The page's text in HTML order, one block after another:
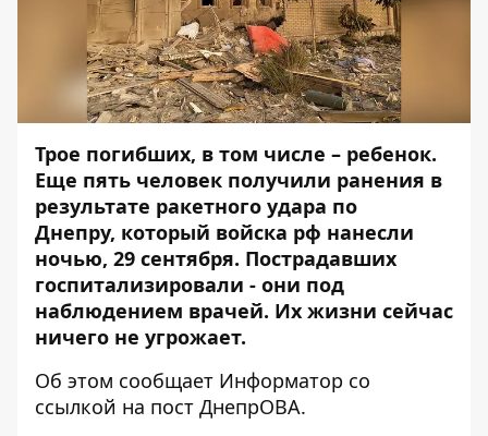
Трое погибших, в том числе – ребенок.
Еще пять человек получили ранения в
результате ракетного удара по
Днепру, который войска рф нанесли
ночью, 29 сентября. Пострадавших
госпитализировали - они под
наблюдением врачей. Их жизни сейчас
ничего не угрожает.
Об этом сообщает Информатор со
ссылкой на пост ДнепрОВА.